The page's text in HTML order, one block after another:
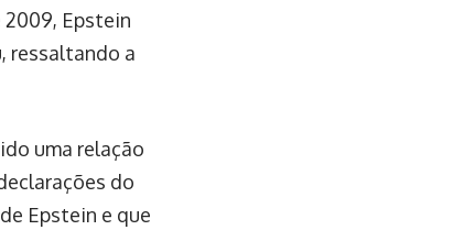
2009, Epstein
ressaltando a
uma relação
do
Epstein e que